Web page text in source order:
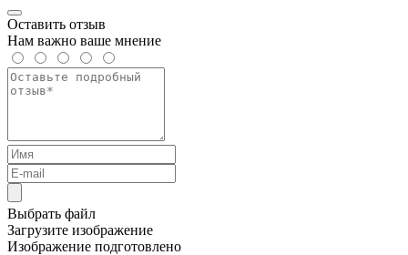
Оставить отзыв
Нам важно ваше мнение
Выбрать файл
Загрузите изображение
Изображение подготовлено